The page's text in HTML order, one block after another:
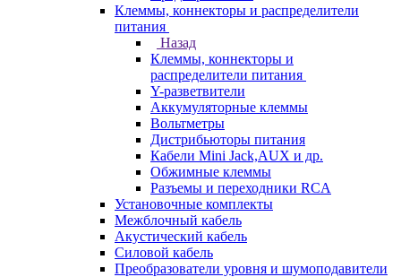
Клеммы, коннекторы и распределители
питания
Назад
Клеммы, коннекторы и
распределители питания
Y-разветвители
Аккумуляторные клеммы
Вольтметры
Дистрибьюторы питания
Кабели Mini Jack,AUX и др.
Обжимные клеммы
Разъемы и переходники RCA
Установочные комплекты
Межблочный кабель
Акустический кабель
Силовой кабель
Преобразователи уровня и шумоподавители